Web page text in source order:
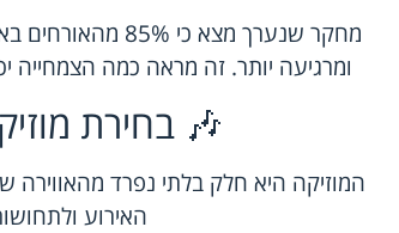
מחקר שנערך מצא
ומרגיעה יותר. זה מראה כמה
🎶 בחירת
המוזיקה היא חלק בלתי נפרד
האירוע